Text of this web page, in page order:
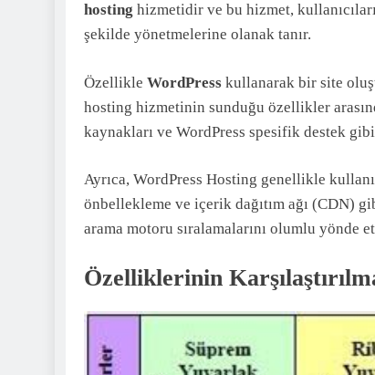
hosting hizmetidir ve bu hizmet,
şekilde yönetmelerine olanak tanır.
Özellikle WordPress kullanarak bir site
hosting hizmetinin sunduğu özellikler
kaynakları ve WordPress spesifik destek
Ayrıca, WordPress Hosting genellikle
önbellekleme ve içerik dağıtım ağı (CDN)
arama motoru sıralamalarını olumlu yönde
Özelliklerinin